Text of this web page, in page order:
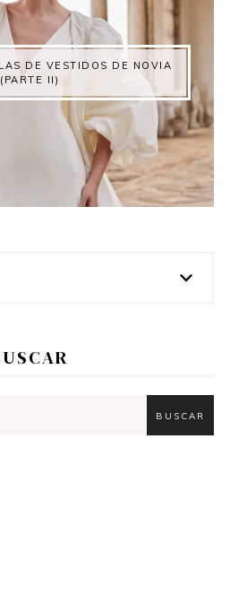
DE VESTIDOS DE NOVIA
(PARTE II)